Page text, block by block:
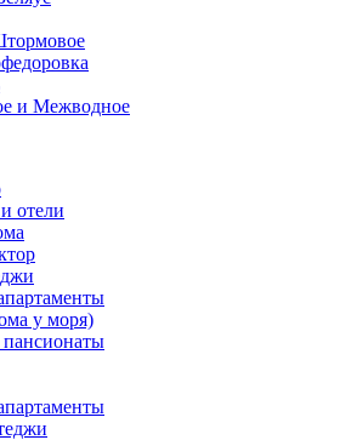
и Межводное
отели
у моря)